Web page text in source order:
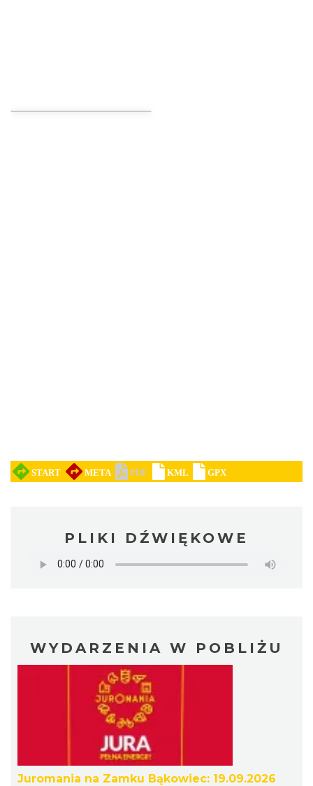
PLIKI DŹWIĘKOWE
WYDARZENIA W POBLIŻU
Juromania na Zamku Bąkowiec: 19.09.2026